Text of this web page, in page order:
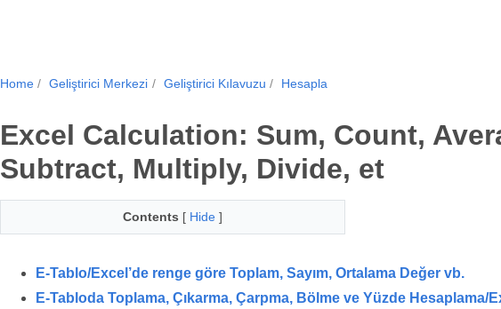
Home Geliştirici Merkezi Geliştirici Kılavuzu Hesapla
Excel Calculation: Sum, Count,
Subtract, Multiply, Divide, et
Contents [ Hide ]
E-Tablo/Excel’de renge göre Toplam, Sayım, Ortalama Değer vb.
E-Tabloda Toplama, Çıkarma, Çarpma, Bölme ve Yüzde Hesaplama/